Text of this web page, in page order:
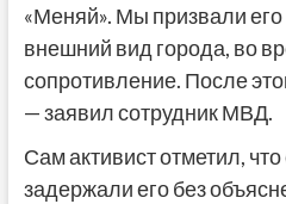
«Меняй». Мы призвали его
внешний вид города, во
сопротивление. После
— заявил сотрудник МВД.
Сам активист отметил,
задержали его без